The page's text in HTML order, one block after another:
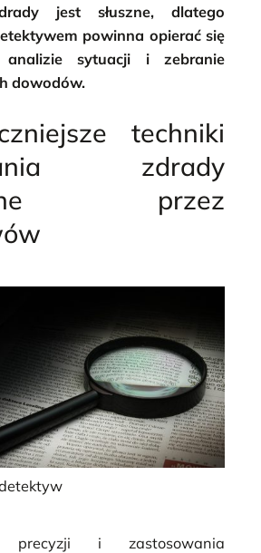
jest słuszne, dlatego
powinna opierać się
analizie sytuacji i zebranie
dowodów.
techniki
zdrady
przez
i zastosowania